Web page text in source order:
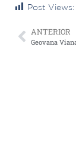
Post Views:
ANTERIOR